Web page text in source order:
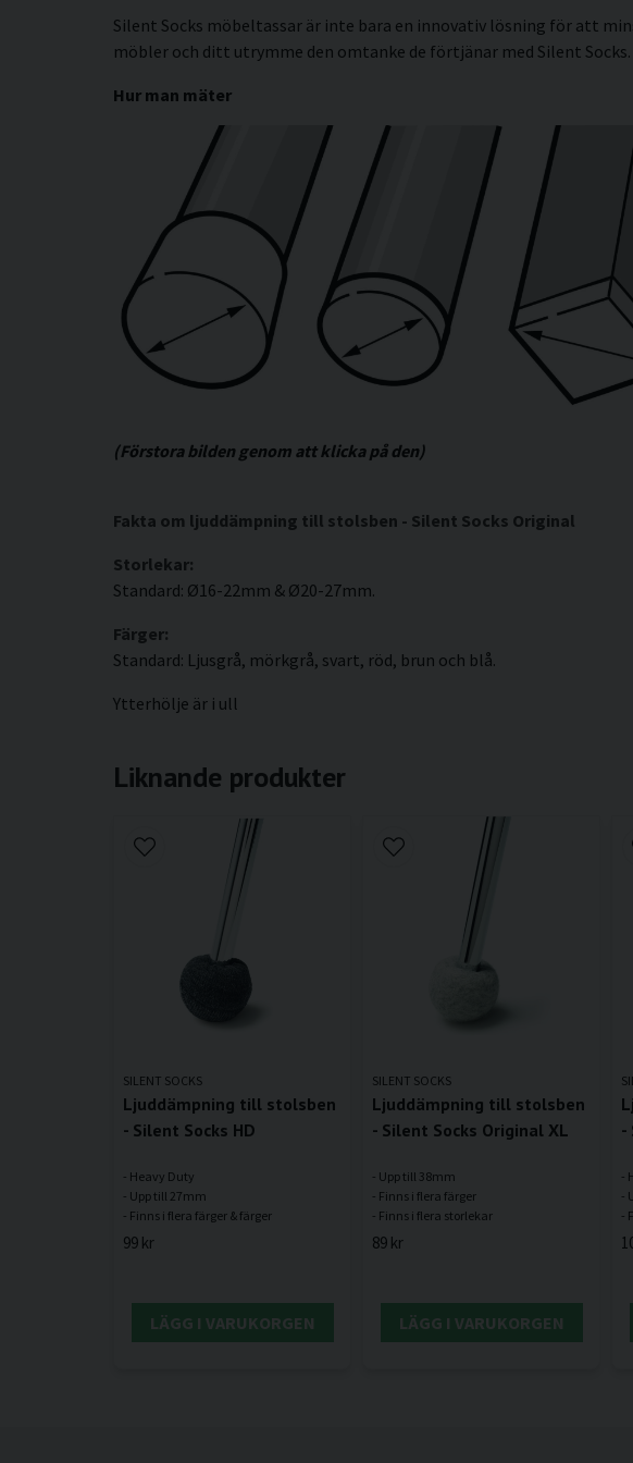
Silent Socks möbeltassar är inte bara en innovativ lösning för att
möbler och ditt utrymme den omtanke de förtjänar med Silent Socks.
Hur man mäter
(Förstora bilden genom att klicka på den)
Fakta om ljuddämpning till stolsben - Silent Socks Original
Storlekar:
Standard: Ø16-22mm & Ø20-27mm.
Färger:
Standard: Ljusgrå, mörkgrå, svart, röd, brun och blå.
Ytterhölje är i ull
Liknande produkter
SILENT SOCKS
Ljuddämpning till stolsben
- Silent Socks HD
- Heavy Duty
- Upp till 27mm
99 kr
LÄGG I VARUKORGEN
SILENT SOCKS
Ljuddämpning till stolsben
- Silent Socks Original XL
- Upp till 38mm
- Finns i flera färger
89 kr
LÄGG I VARUKORGEN
-
-
-